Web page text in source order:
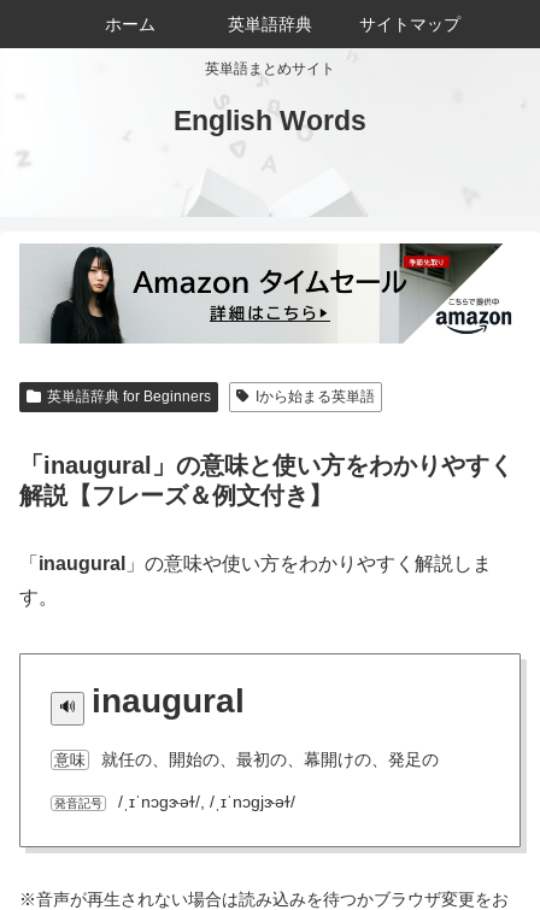
英単語まとめサイト
English Words
ホーム 英単語辞典 サイトマップ
英単語辞典 for Beginners Iから始まる英単語
「inaugural」の意味と使い方をわかりやすく
解説【フレーズ＆例文付き】
「 inaugural 」の意味や使い方をわかりやすく解説しま
す。
inaugural
意味 就任の、開始の、最初の、幕開けの、発足の
発音記号 /ˌɪˈnɔɡɝəɫ/, /ˌɪˈnɔɡjɝəɫ/
※音声が再生されない場合は読み込みを待つかブラウザ変更をお